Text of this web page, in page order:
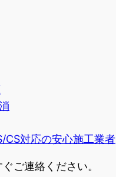
CS対応の安心施工業者
ご連絡ください。